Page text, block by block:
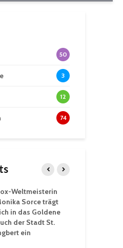
50
3
12
74
Weltmeisterin
Sorce trägt
in das Goldene
der Stadt St.
ein